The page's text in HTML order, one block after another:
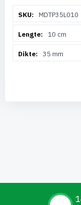
informatieMDTP35L010
10 cm
35 mm